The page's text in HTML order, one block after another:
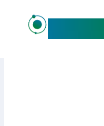
Emploi à